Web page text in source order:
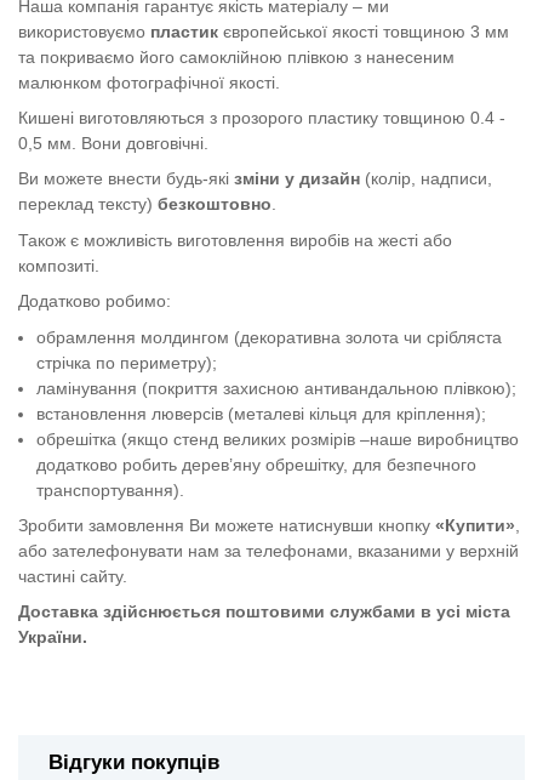
Наша компанія гарантує якість матеріалу – ми
використовуємо пластик європейської якості товщиною 3 мм
та покриваємо його самоклійною плівкою з нанесеним
малюнком фотографічної якості.
Кишені виготовляються з прозорого пластику товщиною 0.4 -
0,5 мм. Вони довговічні.
Ви можете внести будь-які зміни у дизайн (колір, надписи,
переклад тексту) безкоштовно.
Також є можливість виготовлення виробів на жесті або
композиті.
Додатково робимо:
обрамлення молдингом (декоративна золота чи срібляста
стрічка по периметру);
ламінування (покриття захисною антивандальною плівкою);
встановлення люверсів (металеві кільця для кріплення);
обрешітка (якщо стенд великих розмірів –наше виробництво
додатково робить дерев’яну обрешітку, для безпечного
транспортування).
Зробити замовлення Ви можете натиснувши кнопку «Купити»
або зателефонувати нам за телефонами, вказаними у верхній
частині сайту.
Доставка здійснюється поштовими службами в усі міста
України.
Відгуки покупців